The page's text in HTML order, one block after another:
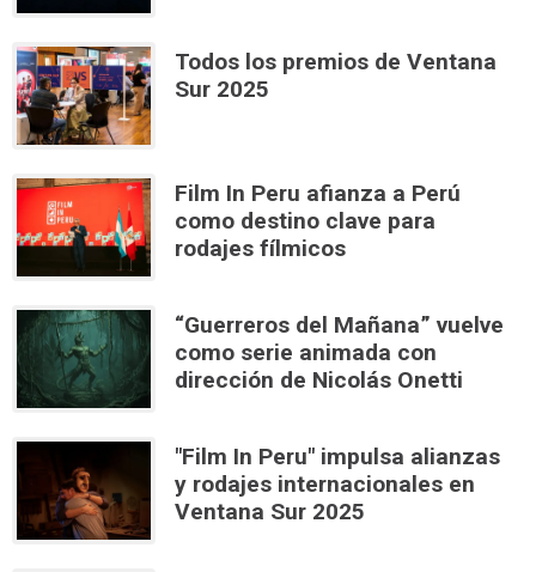
Todos los premios de Ventana
Sur 2025
Film In Peru afianza a Perú
como destino clave para
rodajes fílmicos
“Guerreros del Mañana” vuelve
como serie animada con
dirección de Nicolás Onetti
"Film In Peru" impulsa alianzas
y rodajes internacionales en
Ventana Sur 2025